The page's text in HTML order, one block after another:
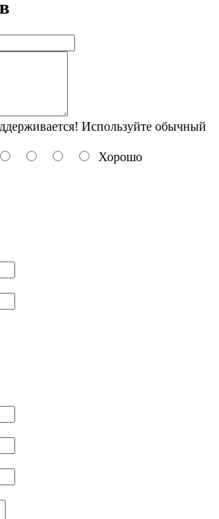
Используйте обычный
Хорошо